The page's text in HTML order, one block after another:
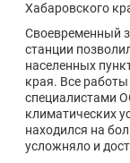
Хабаровского
Своевременный
станции
населенных
края. Все
специалистами
климатических
находился на
усложняло и